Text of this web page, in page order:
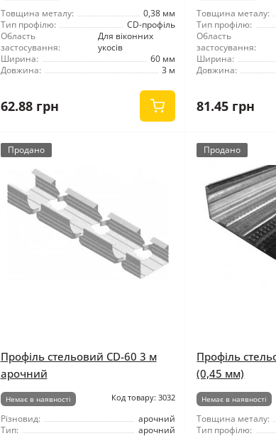
Товщина металу:
0,38 мм
Тип профілю:
CD-профіль
Область
застосування:
Для віконних
укосів
Ширина:
60 мм
Довжина:
3 м
62.88 грн
Товщина металу:
Тип профілю:
Область
застосування:
Ширина:
Довжина:
81.45 грн
Продано
Профіль стельовий CD-60 3 м
арочний
Немає в наявності Код товару: 3032
Різновид:
арочний
Тип:
арочний
Продано
Профіль
(0,45 мм)
Немає в наявності
Товщина металу:
Тип профілю: